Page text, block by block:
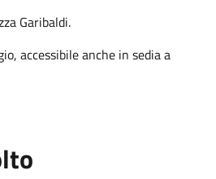
Garibaldi.
accessibile anche in sedia a